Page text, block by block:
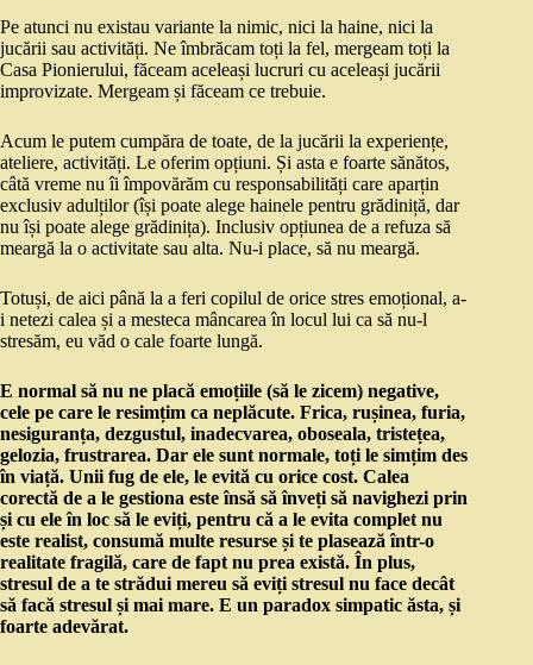
Pe atunci nu existau variante la nimic, nici la haine, nici la
jucării sau activități. Ne îmbrăcam toți la fel, mergeam toți la
Casa Pionierului, făceam aceleași lucruri cu aceleași jucării
improvizate. Mergeam și făceam ce trebuie.
Acum le putem cumpăra de toate, de la jucării la experiențe,
ateliere, activități. Le oferim opțiuni. Și asta e foarte sănătos,
câtă vreme nu îi împovărăm cu responsabilități care aparțin
exclusiv adulților (își poate alege hainele pentru grădiniță, dar
nu își poate alege grădinița). Inclusiv opțiunea de a refuza să
meargă la o activitate sau alta. Nu-i place, să nu meargă.
Totuși, de aici până la a feri copilul de orice stres emoțional, a-
i netezi calea și a mesteca mâncarea în locul lui ca să nu-l
stresăm, eu văd o cale foarte lungă.
E normal să nu ne placă emoțiile (să le zicem) negative,
cele pe care le resimțim ca neplăcute. Frica, rușinea, furia,
nesiguranța, dezgustul, inadecvarea, oboseala, tristețea,
gelozia, frustrarea. Dar ele sunt normale, toți le simțim des
în viață. Unii fug de ele, le evită cu orice cost. Calea
corectă de a le gestiona este însă să înveți să navighezi prin
și cu ele în loc să le eviți, pentru că a le evita complet nu
este realist, consumă multe resurse și te plasează într-o
realitate fragilă, care de fapt nu prea există. În plus,
stresul de a te strădui mereu să eviți stresul nu face decât
să facă stresul și mai mare. E un paradox simpatic ăsta, și
foarte adevărat.